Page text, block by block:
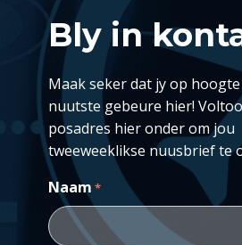
Bly in
Maak seker dat jy op
nuutste gebeure hier!
posadres hier onder om jou
tweeweeklikse nuusbrief te
Naam *